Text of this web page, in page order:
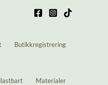
Butikkregistrering
Materialer